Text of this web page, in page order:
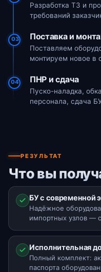
Разработка ТЗ и
требований
03 Поставка и
Поставляем
монтируем новое в
04 ПНР и сдача
Пуско-наладка,
персонала, сдача
РЕЗУЛЬТАТ
Что вы
БУ с современной
Надёжное
импортных узлов —
Исполнительная
Полный комплект:
паспорта